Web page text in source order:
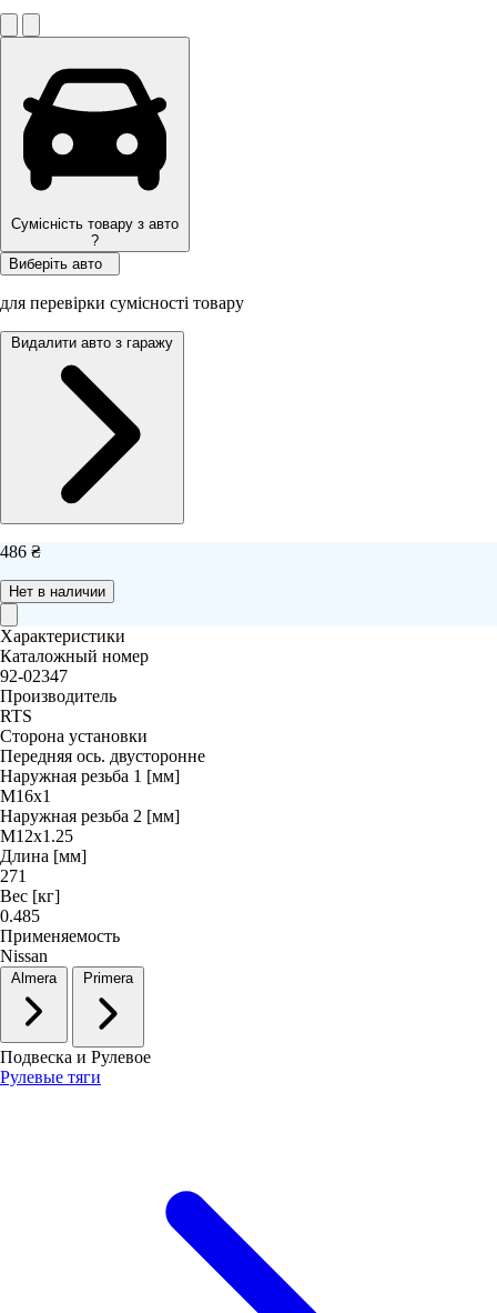
Сумісність товару з авто
?
Виберіть авто
для перевірки сумісності товару
Видалити авто з гаражу
486 ₴
Нет в наличии
Характеристики
Каталожный номер
92-02347
Производитель
RTS
Сторона установки
Передняя ось. двусторонне
Наружная резьба 1 [мм]
M16x1
Наружная резьба 2 [мм]
M12x1.25
Длина [мм]
271
Вес [кг]
0.485
Применяемость
Nissan
Almera Primera
Подвеска и Рулевое
Рулевые тяги